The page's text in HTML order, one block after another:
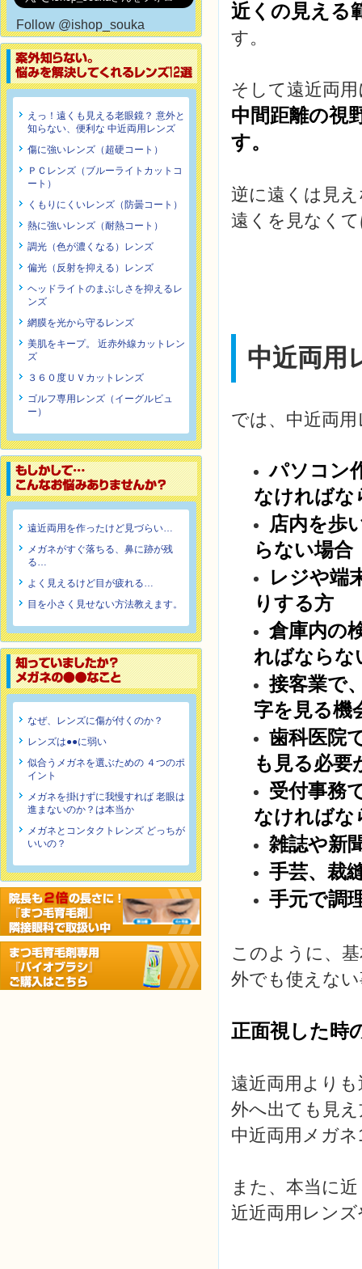
Follow @ishop_souka
えっ！遠くも見える老眼鏡？ 意外と
知らない、便利な 中近両用レンズ
傷に強いレンズ（超硬コート）
ＰＣレンズ（ブルーライトカットコ
ート）
くもりにくいレンズ（防曇コート）
熱に強いレンズ（耐熱コート）
調光（色が濃くなる）レンズ
偏光（反射を抑える）レンズ
ヘッドライトのまぶしさを抑えるレ
ンズ
網膜を光から守るレンズ
美肌をキープ。 近赤外線カットレン
ズ
３６０度ＵＶカットレンズ
ゴルフ専用レンズ（イーグルビュ
ー）
遠近両用を作ったけど見づらい…
メガネがすぐ落ちる、鼻に跡が残
る…
よく見えるけど目が疲れる…
目を小さく見せない方法教えます。
なぜ、レンズに傷が付くのか？
レンズは●●に弱い
似合うメガネを選ぶための ４つのポ
イント
メガネを掛けずに我慢すれば 老眼は
進まないのか？は本当か
メガネとコンタクトレンズ どっちが
いいの？
近くの見える
す。
そして遠近両
中間距離の視
す。
逆に遠くは見
遠くを見なく
中近両用
では、中近両
パソコン
なければな
店内を歩
らない場合
レジや端
りする方
倉庫内の
ればならな
接客業で
字を 見る機
歯科医院
も見る必要
受付事務
なければな
雑誌や新
手芸、裁
手元で調
このように、
外でも使えな
正面視した時
遠近両用より
外へ出ても見
中近両用メガ
また、本当に
近近両用レン